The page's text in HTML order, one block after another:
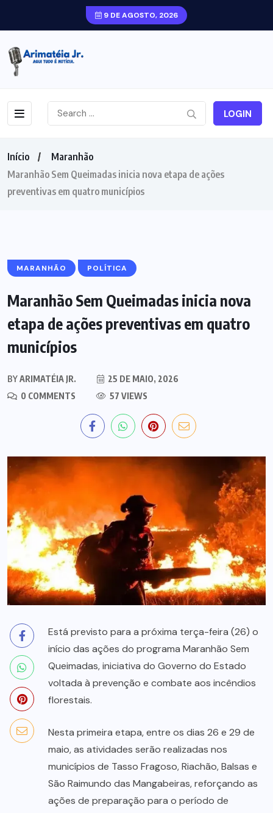
9 DE AGOSTO, 2026
LOGIN
Início
Maranhão
Maranhão Sem Queimadas inicia nova etapa de ações
preventivas em quatro municípios
MARANHÃO POLÍTICA
Maranhão Sem Queimadas inicia nova
etapa de ações preventivas em quatro
municípios
BYARIMATÉIA JR.
25 DE MAIO, 2026
0 COMMENTS
57 VIEWS
Está previsto para a próxima terça-feira (26) o
início das ações do programa Maranhão Sem
Queimadas, iniciativa do Governo do Estado
voltada à prevenção e combate aos incêndios
florestais.
Nesta primeira etapa, entre os dias 26 e 29 de
maio, as atividades serão realizadas nos
municípios de Tasso Fragoso, Riachão, Balsas e
São Raimundo das Mangabeiras, reforçando as
ações de preparação para o período de